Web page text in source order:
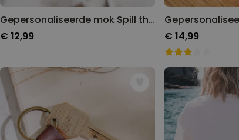
Gepersonaliseerde mok Spill the Tea
€ 12,99
€ 14,99